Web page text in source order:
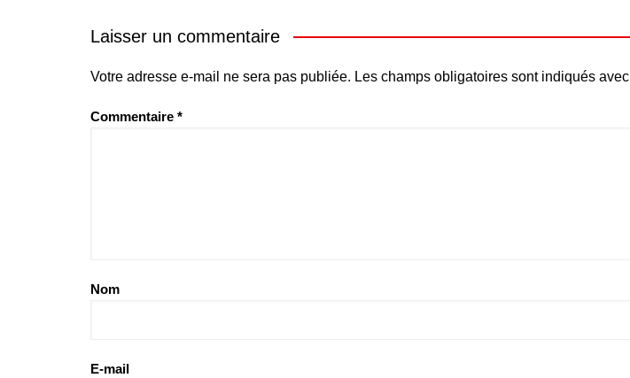
Laisser un commentaire
Votre adresse e-mail ne sera pas publiée. Les champs obligatoires sont indiqués avec
Commentaire *
Nom
E-mail